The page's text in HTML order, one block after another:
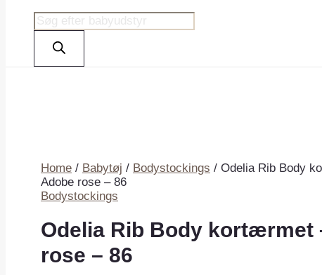
Products
search
Home / Babytøj / Bodystockings / Odelia Rib Body
Adobe rose – 86
Bodystockings
Odelia Rib Body kortærmet
rose – 86